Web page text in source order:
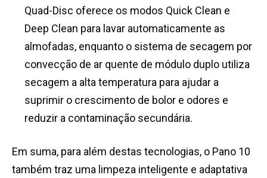
Quad-Disc oferece os modos Quick Clean e
Deep Clean para lavar automaticamente as
almofadas, enquanto o sistema de secagem por
convecção de ar quente de módulo duplo utiliza
secagem a alta temperatura para ajudar a
suprimir o crescimento de bolor e odores e
reduzir a contaminação secundária.
Em suma, para além destas tecnologias, o Pano 10
também traz uma limpeza inteligente e adaptativa